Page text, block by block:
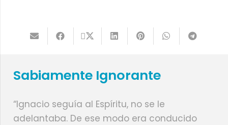
Sabiamente Ignorante
“Ignacio seguía al Espíritu, no se le
adelantaba. De ese modo era conducido